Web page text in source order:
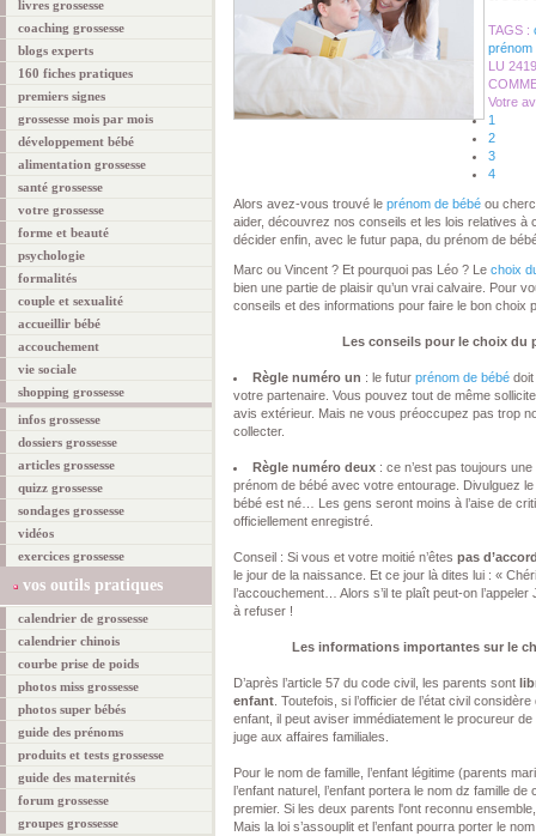
livres grossesse
coaching grossesse
blogs experts
160 fiches pratiques
premiers signes
grossesse mois par mois
développement bébé
alimentation grossesse
santé grossesse
votre grossesse
forme et beauté
psychologie
formalités
couple et sexualité
accueillir bébé
accouchement
vie sociale
shopping grossesse
infos grossesse
dossiers grossesse
articles grossesse
quizz grossesse
sondages grossesse
vidéos
exercices grossesse
vos outils pratiques
calendrier de grossesse
calendrier chinois
courbe prise de poids
photos miss grossesse
photos super bébés
guide des prénoms
produits et tests grossesse
guide des maternités
forum grossesse
groupes grossesse
TAGS :
prénom
LU
Votre
1
2
3
4
Alors avez-vous trouvé le prénom de bébé ou
aider, découvrez nos conseils et les lois relatives à
décider enfin, avec le futur papa, du prénom de
Marc ou Vincent ? Et pourquoi pas Léo ? Le choix
bien une partie de plaisir qu’un vrai calvaire. Pour
conseils et des informations pour faire le bon choix
Les conseils pour le choix du
Règle numéro un : le futurprénom de bébé
votre partenaire. Vous pouvez tout de même
avis extérieur. Mais ne vous préoccupez pas trop
collecter.
Règle numéro deux : ce n’est pas toujours
prénom de bébé avec votre entourage. Divulguez
bébé est né… Les gens seront moins à l’aise de
officiellement enregistré.
Conseil : Si vous et votre moitié n’êtes pas
le jour de la naissance. Et ce jour là dites lui : «
l’accouchement… Alors s’il te plaît peut-on
à refuser !
Les informations importantes sur le
D’après l’article 57 du code civil, les parents sont
enfant . Toutefois, si l’officier de l’état civil
enfant, il peut aviser immédiatement le procureur
juge aux affaires familiales.
Pour le nom de famille, l’enfant légitime (parents
l’enfant naturel, l’enfant portera le nom dz famille
premier. Si les deux parents l'ont reconnu
Mais la loi s’assouplit et l’enfant pourra porter le